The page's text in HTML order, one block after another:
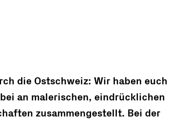
die Ostschweiz: Wir haben euch
an malerischen, eindrücklichen
zusammengestellt. Bei der